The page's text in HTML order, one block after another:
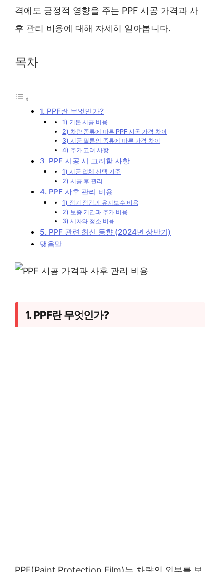
격에도 긍정적 영향을 주는 PPF 시공 가격과 사
후 관리 비용에 대해 자세히 알아봅니다.
목차
1. PPF란 무엇인가?
1) 기본 시공 비용
2) 차량 종류에 따른 PPF 시공 가격 차이
3) 시공 필름의 종류에 따른 가격 차이
4) 추가 고려 사항
3. PPF 시공 시 고려할 사항
1) 시공 업체 선택 기준
2) 시공 후 관리
4. PPF 사후 관리 비용
1) 정기 점검과 유지보수 비용
2) 보증 기간과 추가 비용
3) 세차와 청소 비용
5. PPF 관련 최신 동향 (2024년 상반기)
맺음말
1. PPF란 무엇인가?
PPF(Paint Protection Film)는 차량의 외부를 보